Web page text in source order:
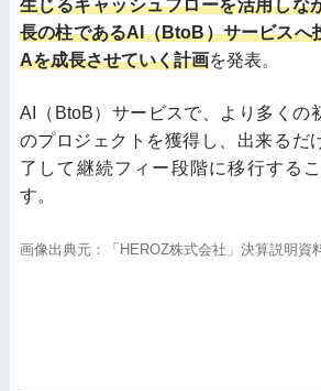
生じるキャッシュフローを活用しな
長の柱であるAI（BtoB）サービスへ
Aを成長させていく計画を発表。
AI（BtoB）サービスで、より多くの
のプロジェクトを獲得し、出来るだ
了して継続フィー段階に移行する
す。
画像出典元：「HEROZ株式会社」決算説明資